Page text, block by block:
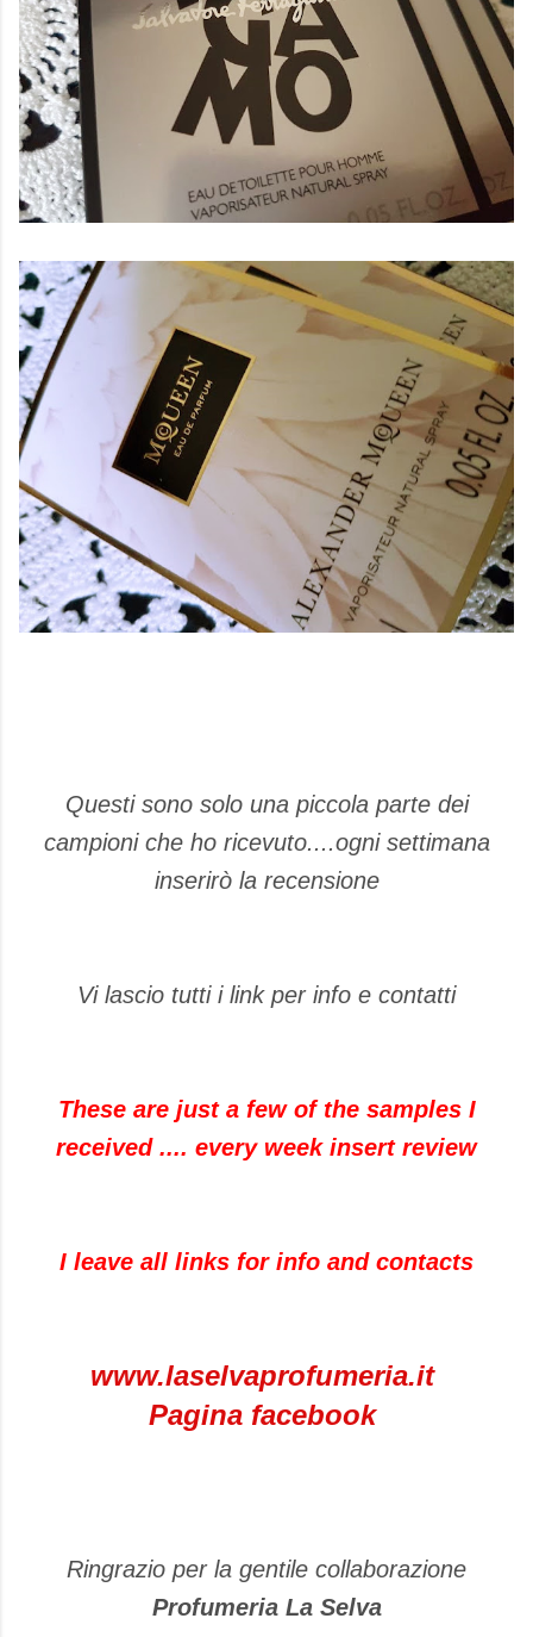
Questi sono solo una piccola parte dei
campioni che ho ricevuto....ogni settimana
inserirò la recensione
Vi lascio tutti i link per info e contatti
These are just a few of the samples I
received .... every week insert review
I leave all links for info and contacts
www.laselvaprofumeria.it
Pagina facebook
Ringrazio per la gentile collaborazione
Profumeria La Selva